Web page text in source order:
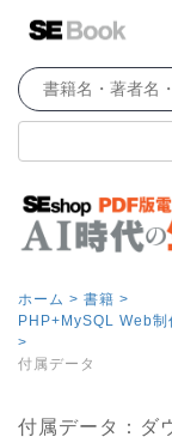
ホーム > 書籍 >
PHP+MySQL Web
>
付属データ
付属データ：ダ